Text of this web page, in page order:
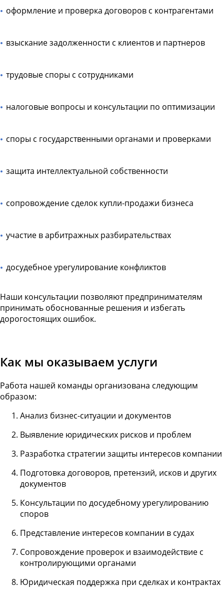
оформление и проверка договоров с контрагентами
взыскание задолженности с клиентов и партнеров
трудовые споры с сотрудниками
налоговые вопросы и консультации по оптимизации
споры с государственными органами и проверками
защита интеллектуальной собственности
сопровождение сделок купли-продажи бизнеса
участие в арбитражных разбирательствах
досудебное урегулирование конфликтов
Наши консультации позволяют предпринимателям
принимать обоснованные решения и избегать
дорогостоящих ошибок.
Как мы оказываем услуги
Работа нашей команды организована следующим
образом:
Анализ бизнес-ситуации и документов
Выявление юридических рисков и проблем
Разработка стратегии защиты интересов компании
Подготовка договоров, претензий, исков и других
документов
Консультации по досудебному урегулированию
споров
Представление интересов компании в судах
Сопровождение проверок и взаимодействие с
контролирующими органами
Юридическая поддержка при сделках и контрактах